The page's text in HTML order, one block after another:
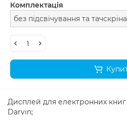
Комплектація
без підсвічування та тачскріна
Дисплей для електронних книг
Darvin;